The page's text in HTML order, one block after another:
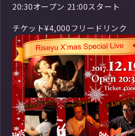
20:30オープン 21:00スタート
チケット¥4,000フリードリンク